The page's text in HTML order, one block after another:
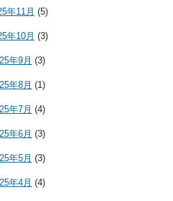
年11月 (5)
年10月 (3)
年9月 (3)
年8月 (1)
年7月 (4)
年6月 (3)
年5月 (3)
年4月 (4)